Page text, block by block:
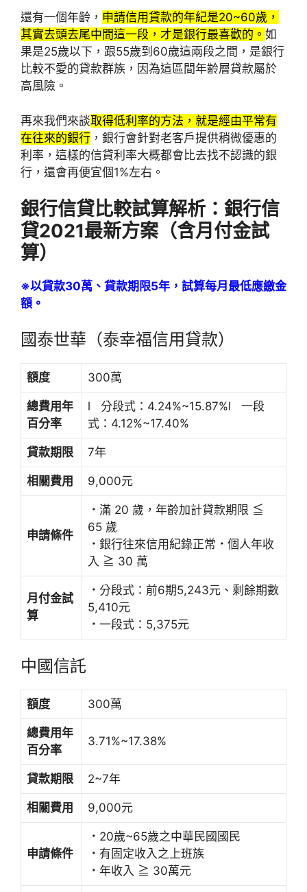
還有一個年齡， 申請信用貸款的年紀是20~60歲，
其實去頭去尾中間這一段，才是銀行最喜歡的。 如
果是25歲以下，跟55歲到60歲這兩段之間，是銀行
比較不愛的貸款群族，因為這區間年齡層貸款屬於
高風險。
再來我們來談取得低利率的方法，就是經由平常有
在往來的銀行 ，銀行會針對老客戶提供稍微優惠的
利率，這樣的信貸利率大概都會比去找不認識的銀
行，還會再便宜個1%左右。
銀行信貸比較試算解析： 銀行信
貸2021最新方案（含月付金試
算）
※以貸款30萬、貸款期限5年，試算每月最低應繳金
額。
國泰世華（泰幸福信用貸款）
額度 300萬
總費用年
百分率
l 分段式：4.24%~15.87%l 一段
式：4.12%~17.40%
貸款期限 7年
相關費用 9,000元
申請條件
． 滿 20 歲，年齡加計貸款期限 ≦
65 歲
． 銀行往來信用紀錄正常 ． 個人年收
入 ≧ 30 萬
月付金試
算
． 分段式：前6期5,243元、剩餘期數
5,410元
． 一段式：5,375元
中國信託
額度 300萬
總費用年
百分率
3.71%~17.38%
貸款期限 2~7年
相關費用 9,000元
申請條件
． 20歲~65歲之中華民國國民
． 有固定收入之上班族
． 年收入 ≧ 30萬元